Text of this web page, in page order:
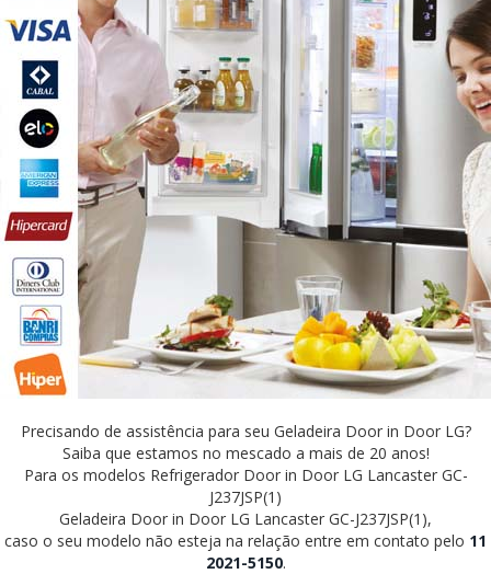
Precisando de assistência para seu Geladeira Door in Door LG?
Saiba que estamos no mescado a mais de 20 anos!
Para os modelos Refrigerador Door in Door LG Lancaster GC-
J237JSP(1)
Geladeira Door in Door LG Lancaster GC-J237JSP(1),
caso o seu modelo não esteja na relação entre em contato pelo 11
2021-5150.